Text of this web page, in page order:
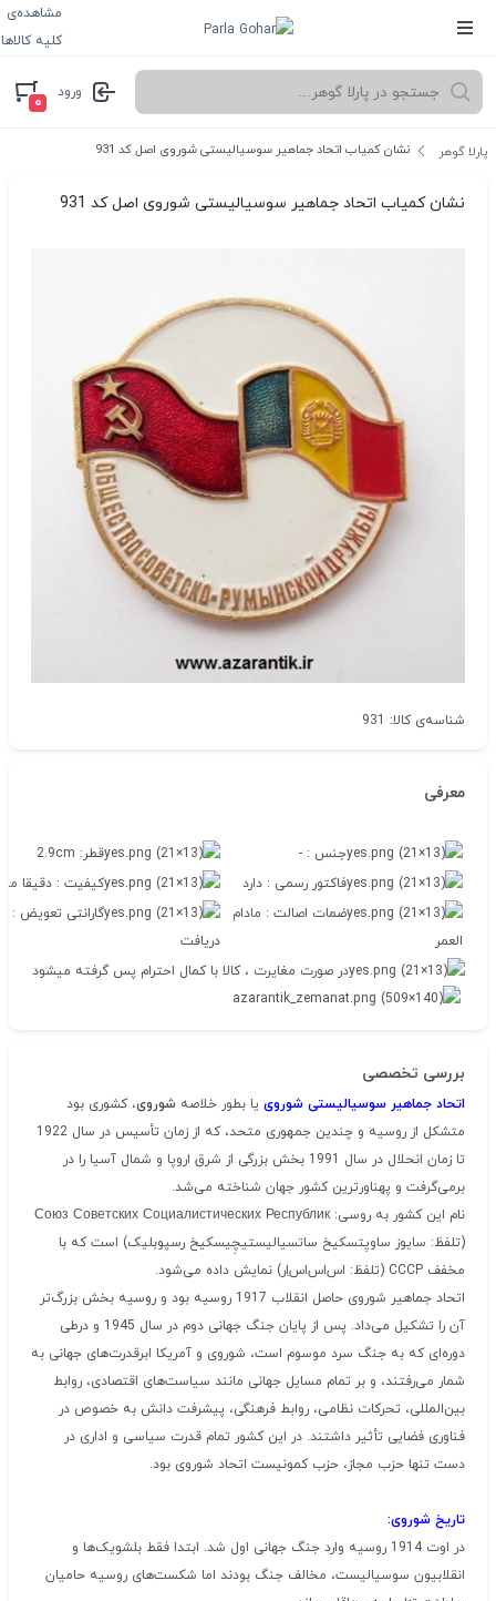
مشاهده‌ی
کلیه کالاها
ورود
۰
پارلا گوهر نشان کمیاب اتحاد جماهیر سوسیالیستی شوروی اصل کد 931
نشان کمیاب اتحاد جماهیر سوسیالیستی شوروی اصل کد 931
شناسه‌ی کالا: 931
معرفی
جنس : -
قطر: 2.9cm
فاکتور رسمی : دارد
کیفیت : دقیقا
ضمات اصالت : مادام
العمر
دریافت
در صورت مغایرت ، کالا با کمال احترام پس گرفته میشود
بررسی تخصصی
اتحاد جماهیر سوسیالیستی شوروی یا بطور خلاصه شوروی، کشوری بود
متشکل از روسیه و چندین جمهوری متحد، که از زمان تأسیس در سال 1922
تا زمان انحلال در سال 1991 بخش بزرگی از شرق اروپا و شمال آسیا را در
برمی‌گرفت و پهناورترین کشور جهان شناخته می‌شد.
نام این کشور به روسی: Союз Советских Социалистических Республик
(تلفظ: سایوز ساویِتسکیخ ساتسیالیستیچِیسکیخ رسپوبلیک) است که با
مخفف CCCP (تلفظ: اس‌اس‌اس‌اِر) نمایش داده می‌شود.
اتحاد جماهیر شوروی حاصل انقلاب 1917 روسیه بود و روسیه بخش بزرگ‌تر
آن را تشکیل می‌داد. پس از پایان جنگ جهانی دوم در سال 1945 و درطی
دوره‌ای که به جنگ سرد موسوم است، شوروی و آمریکا ابرقدرت‌های جهانی به
شمار می‌رفتند، و بر تمام مسایل جهانی مانند سیاست‌های اقتصادی، روابط
بین‌المللی، تحرکات نظامی، روابط فرهنگی، پیشرفت دانش به خصوص در
فناوری فضایی تأثیر داشتند. در این کشور تمام قدرت سیاسی و اداری در
دست تنها حزب مجاز، حزب کمونیست اتحاد شوروی بود.
تاریخ شوروی:
در اوت 1914 روسیه وارد جنگ جهانی اول شد. ابتدا فقط بلشویک‌ها و
انقلابیون سوسیالیست، مخالف جنگ بودند اما شکست‌های روسیه حامیان